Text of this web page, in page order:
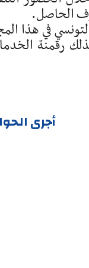
الحاصل.
في هذا
رقمنة
أجرى